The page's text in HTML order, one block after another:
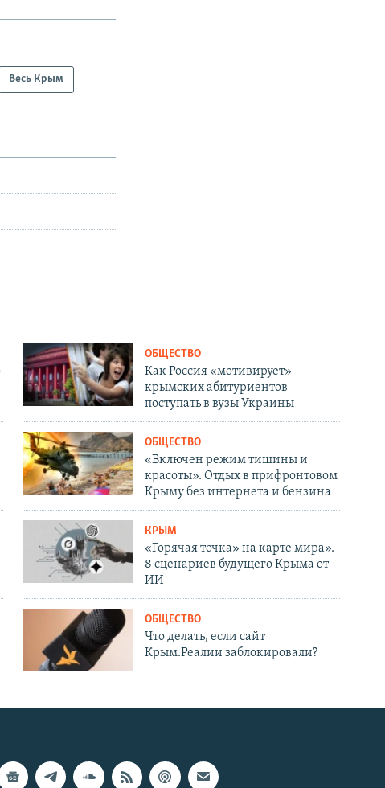
Весь Крым
ОБЩЕСТВО
Как Россия «мотивирует»
крымских абитуриентов
поступать в вузы Украины
ОБЩЕСТВО
«Включен режим тишины и
красоты». Отдых в прифронтовом
Крыму без интернета и бензина
КРЫМ
«Горячая точка» на карте мира».
8 сценариев будущего Крыма от
ИИ
ОБЩЕСТВО
Что делать, если сайт
Крым.Реалии заблокировали?